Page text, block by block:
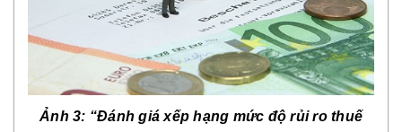
Ảnh 3: “Đánh giá xếp hạng mức độ rủi ro thuế